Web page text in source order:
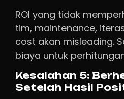
ROI yang tidak
tim, maintenance,
cost akan misleading.
biaya untuk
Kesalahan 5:
Setelah Hasil